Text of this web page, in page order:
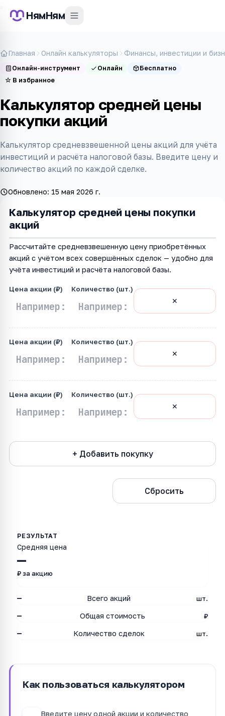
НямНям
Главная Онлайн калькуляторы Финансы, инвестиции и
Онлайн-инструмент Онлайн
Бесплатно
☆ В избранное
Калькулятор средней цены
покупки акций
Калькулятор средневзвешенной цены акций для учёта
инвестиций и расчёта налоговой базы. Введите цену и
количество акций по каждой сделке.
Обновлено: 15 мая 2026 г.
Калькулятор средней цены покупки
акций
Рассчитайте средневзвешенную цену приобретённых
акций с учётом всех совершённых сделок — удобно для
учёта инвестиций и расчёта налоговой базы.
Цена акции (₽) Количество (шт.)
✕
Цена акции (₽) Количество (шт.)
✕
Цена акции (₽) Количество (шт.)
✕
+ Добавить покупку
Сбросить
—
Средняя цена
₽ за акцию
— Всего акций шт.
— Общая стоимость ₽
— Количество сделок шт.
Как пользоваться калькулятором
Введите цену одной акции и количество